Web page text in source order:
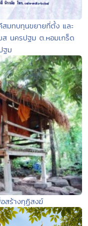
มทบทุนขยายที่ตั้ง และ
ส นครปฐม ต.หอมเกร็ด
ฐม
สร้างกุฏิสงฆ์